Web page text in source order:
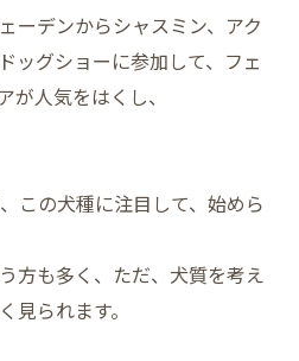
ーデンからシャスミン、アク
ッグショーに参加して、フェ
が人気をはくし、
この犬種に注目して、始めら
方も多く、ただ、犬質を考え
見られます。